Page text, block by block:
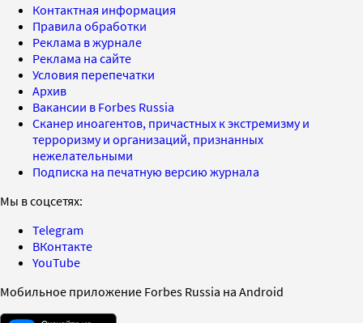
Контактная информация
Правила обработки
Реклама в журнале
Реклама на сайте
Условия перепечатки
Архив
Вакансии в Forbes Russia
Сканер иноагентов, причастных к экстремизму и
терроризму и организаций, признанных
нежелательными
Подписка на печатную версию журнала
Мы в соцсетях:
Telegram
ВКонтакте
YouTube
Мобильное приложение Forbes Russia на Android